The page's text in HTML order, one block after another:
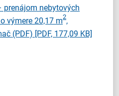
prenájom nebytových
výmere 20,17 m2,
(PDF) [PDF, 177,09 KB]